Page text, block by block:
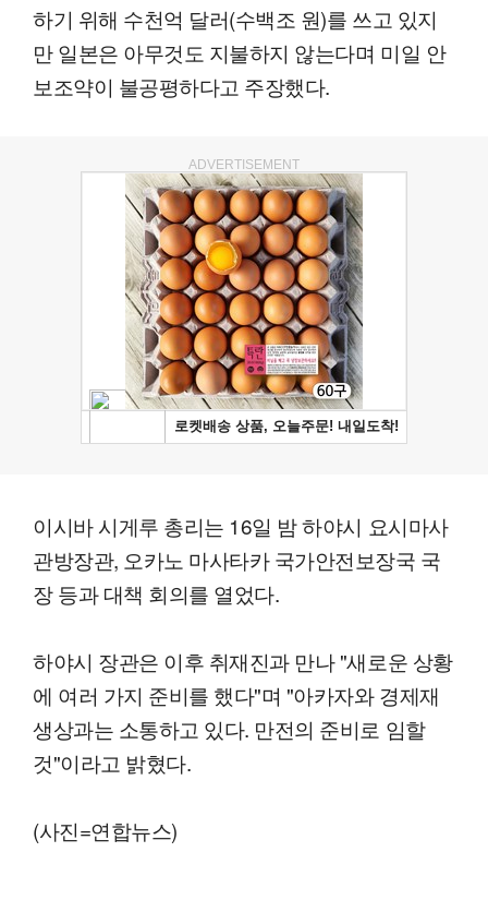
하기 위해 수천억 달러(수백조 원)를 쓰고 있지
만 일본은 아무것도 지불하지 않는다며 미일 안
보조약이 불공평하다고 주장했다.
ADVERTISEMENT
이시바 시게루 총리는 16일 밤 하야시 요시마사
관방장관, 오카노 마사타카 국가안전보장국 국
장 등과 대책 회의를 열었다.
하야시 장관은 이후 취재진과 만나 "새로운 상황
에 여러 가지 준비를 했다"며 "아카자와 경제재
생상과는 소통하고 있다. 만전의 준비로 임할
것"이라고 밝혔다.
(사진=연합뉴스)